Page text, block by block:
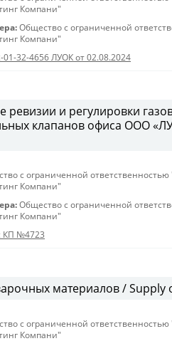
Компани"
Общество с ограниченной
Компани"
01-32-4656 ЛУОК от 02.08.2024
и регулировки
клапанов офиса ООО
с ограниченной
Компани"
Общество с ограниченной
Компани"
КП №4723
материалов / Supply
с ограниченной
Компани"